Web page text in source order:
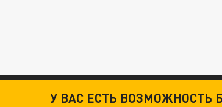
У ВАС ЕСТЬ ВОЗМОЖНОСТЬ